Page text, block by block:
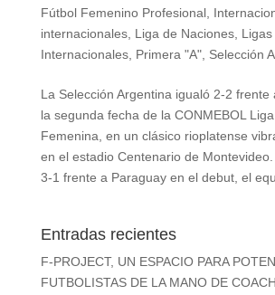
Fútbol Femenino Profesional,
internacionales, Liga de Naciones, Ligas
Internacionales, Primera "A", Selección
La Selección Argentina igualó 2-2 frente
la segunda fecha de la CONMEBOL
Femenina, en un clásico rioplatense
en el estadio Centenario de
3-1 frente a Paraguay en el debut, el
Entradas recientes
F-PROJECT, UN ESPACIO PARA
FUTBOLISTAS DE LA MANO DE